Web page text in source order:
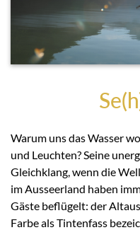
Warum uns das Wasser
und Leuchten? Seine
Gleichklang, wenn die
im Ausseerland haben
Gäste beflügelt: der
Farbe als Tintenfass